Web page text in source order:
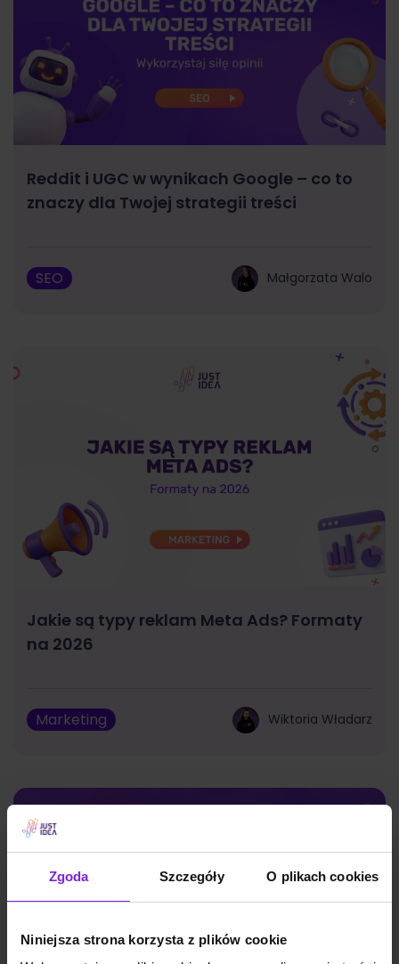
Zgoda Szczegóły O plikach cookies
Niniejsza strona korzysta z plików cookie
Reddit i UGC w wynikach Google – co to
znaczy dla Twojej strategii treści
SEO Małgorzata Walo
Jakie są typy reklam Meta Ads? Formaty
na 2026
Marketing Wiktoria Władarz